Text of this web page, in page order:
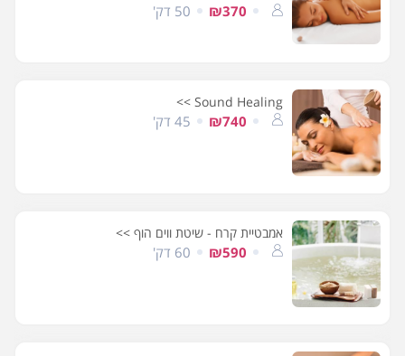
₪370
50 דק'
Sound Healing >>
₪740 45 דק'
אמבטיית קרח - שיטת ווים הוף >>
₪590 60 דק'